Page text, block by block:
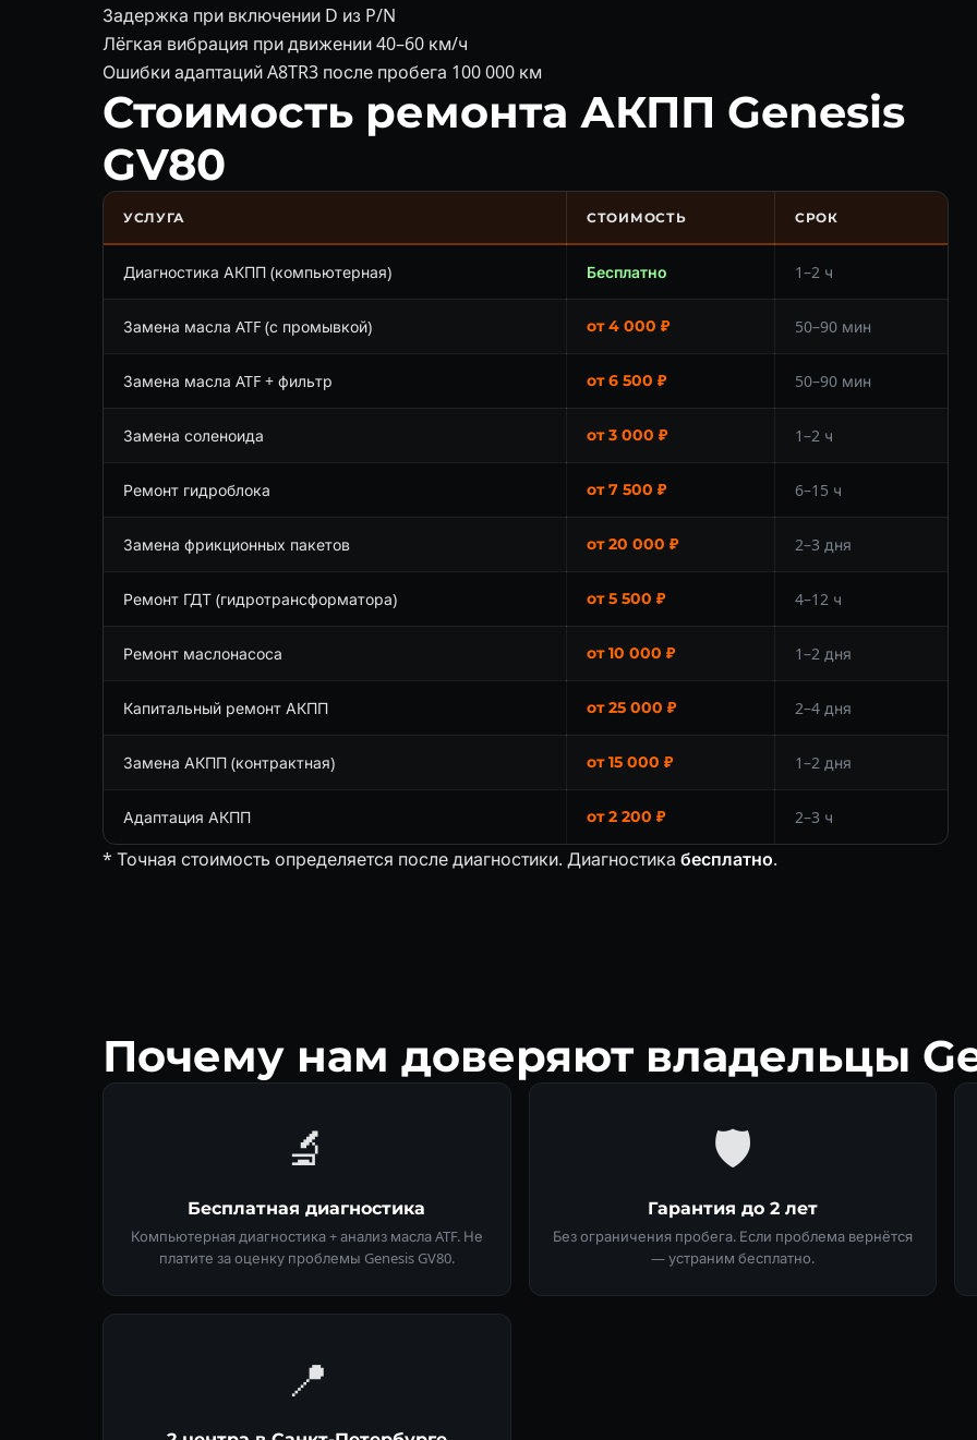
Задержка при включении D из P/N
Лёгкая вибрация при движении 40–60 км/ч
Ошибки адаптаций A8TR3 после пробега 100 000 км
Стоимость ремонта АКПП Genesis
GV80
УСЛУГА СТОИМОСТЬ СРОК
Диагностика АКПП (компьютерная) Бесплатно 1–2 ч
Замена масла ATF (с промывкой) от 4 000 ₽ 50–90 мин
Замена масла ATF + фильтр от 6 500 ₽ 50–90 мин
Замена соленоида от 3 000 ₽ 1–2 ч
Ремонт гидроблока от 7 500 ₽ 6–15 ч
Замена фрикционных пакетов от 20 000 ₽ 2–3 дня
Ремонт ГДТ (гидротрансформатора) от 5 500 ₽ 4–12 ч
Ремонт маслонасоса от 10 000 ₽ 1–2 дня
Капитальный ремонт АКПП от 25 000 ₽ 2–4 дня
Замена АКПП (контрактная) от 15 000 ₽ 1–2 дня
Адаптация АКПП от 2 200 ₽ 2–3 ч
* Точная стоимость определяется после диагностики. Диагностика бесплатно.
Почему нам доверяют владельцы
🔬
Бесплатная диагностика
Компьютерная диагностика + анализ масла ATF. Не
платите за оценку проблемы Genesis GV80.
🛡
Гарантия до 2 лет
Без ограничения пробега. Если проблема вернётся
— устраним бесплатно.
📍